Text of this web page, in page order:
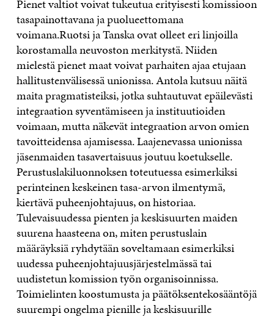
Pienet valtiot voivat tukeutua erityisesti komissioon
tasapainottavana ja puolueettomana
voimana.Ruotsi ja Tanska ovat olleet eri linjoilla
korostamalla neuvoston merkitystä. Niiden
mielestä pienet maat voivat parhaiten ajaa etujaan
hallitustenvälisessä unionissa. Antola kutsuu näitä
maita pragmatisteiksi, jotka suhtautuvat epäilevästi
integraation syventämiseen ja instituutioiden
voimaan, mutta näkevät integraation arvon omien
tavoitteidensa ajamisessa. Laajenevassa unionissa
jäsenmaiden tasavertaisuus joutuu koetukselle.
Perustuslaki­luonnoksen toteutuessa esimerkiksi
perinteinen keskeinen tasa-arvon ilmentymä,
kiertävä puheenjohtajuus, on historiaa.
Tulevaisuudessa pienten ja keskisuurten maiden
suurena haasteena on, miten perustuslain
määräyksiä ryhdytään soveltamaan esimerkiksi
uudessa puheenjohtajuus­järjestelmässä tai
uudistetun komission työn organisoinnissa.
Toimielinten koostumusta ja päätöksentekosääntöjä
suurempi ongelma pienille ja keskisuurille